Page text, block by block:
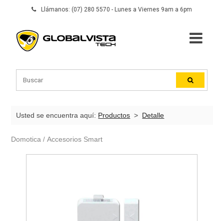
Llámanos: (07) 280 5570 - Lunes a Viernes 9am a 6pm
Usted se encuentra aquí: Productos > Detalle
Domotica Accesorios Smart